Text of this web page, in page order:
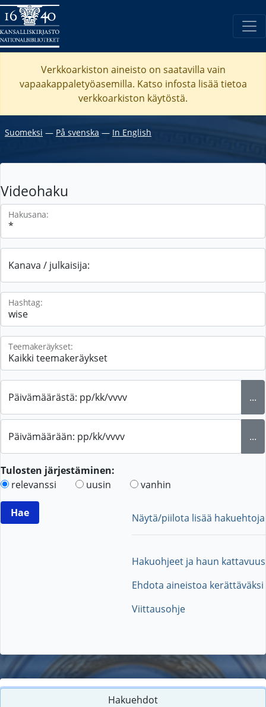
Verkkoarkiston aineisto on saatavilla vain
vapaakappaletyöasemilla. Katso infosta lisää tietoa
verkkoarkiston käytöstä.
Suomeksi ― På svenska ― In English
Videohaku
Hakusana:
Kanava / julkaisija:
Hashtag:
Teemakeräykset:
Päivämäärästä: pp/kk/vvvv ...
Päivämäärään: pp/kk/vvvv ...
Tulosten järjestäminen:
relevanssi
uusin vanhin
Näytä/piilota lisää hakuehtoja
Hakuohjeet ja haun kattavuus
Ehdota aineistoa kerättäväksi
Viittausohje
Hakuehdot